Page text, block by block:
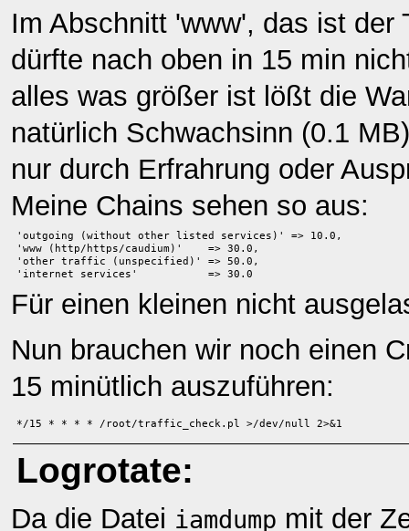
Im Abschnitt 'www', das ist der
dürfte nach oben in 15 min
alles was größer ist lößt die
natürlich Schwachsinn (0.1
nur durch Erfrahrung oder
Meine Chains sehen so aus:
'outgoing (without other listed services)' => 10.0,
'www (http/https/caudium)'    => 30.0,
'other traffic (unspecified)' => 50.0,
'internet services'           => 30.0
Für einen kleinen nicht
Nun brauchen wir noch einen
15 minütlich auszuführen:
*/15 * * * * /root/traffic_check.pl >/dev/null 2>&1
Logrotate:
Da die Datei iamdump mit der